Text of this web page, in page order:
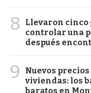
8
Llevaron cinco
controlar una
después
9
Nuevos
viviendas: los
baratos en